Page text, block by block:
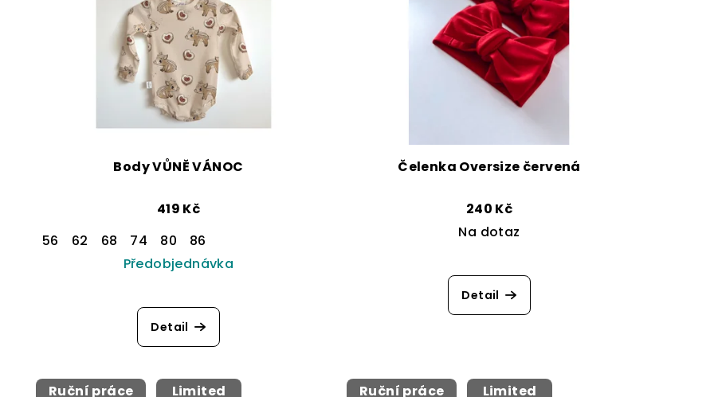
Body VŮNĚ VÁNOC
419 Kč
56
62 68 74 80
86
Předobjednávka
Detail
Čelenka Oversize červená
240 Kč
Na dotaz
Detail
Ruční práce Limited Ruční práce Limited